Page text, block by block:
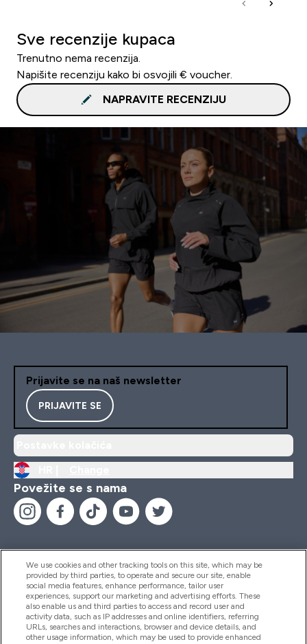
Sve recenzije kupaca
Trenutno nema recenzija.
Napišite recenziju kako bi osvojili € voucher.
NAPRAVITE RECENZIJU
Prijavite se na naš newsletter
PRIJAVITE SE
Povežite se s nama
Pomoć I Informacije
Proizvodi
We use cookies and other tracking tools on this site, which may be
provided by third parties, to operate and secure our site, enable
social media features, enhance performance, tailor user
experiences, support our marketing and advertising efforts. These
also enable us and third parties to access and record user and
activity data, such as IP addresses and online identifiers, referring
URLs, searches and interactions, browser and device details, and
other usage information, which may be used to provide enhanced